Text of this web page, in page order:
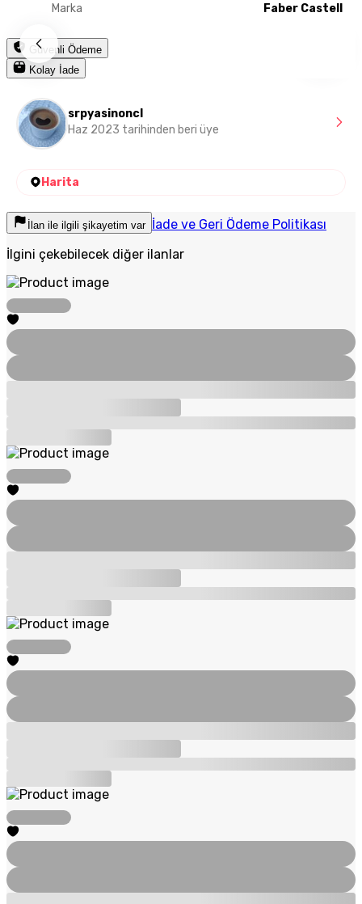
Marka Faber Castell
Güvenli Ödeme
Kolay İade
srpyasinoncl
Haz 2023 tarihinden beri üye
Harita
İlan ile ilgili şikayetim var İade ve Geri Ödeme Politikası
İlgini çekebilecek diğer ilanlar